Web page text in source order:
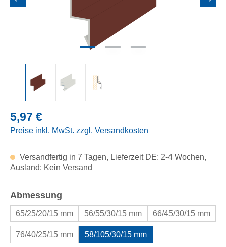
Regulärer Preis:
5,97 €
Preise inkl. MwSt. zzgl. Versandkosten
Versandfertig in 7 Tagen, Lieferzeit DE: 2-4 Wochen,
Ausland: Kein Versand
Abmessung
65/25/20/15 mm 56/55/30/15 mm 66/45/30/15 mm
76/40/25/15 mm 58/105/30/15 mm